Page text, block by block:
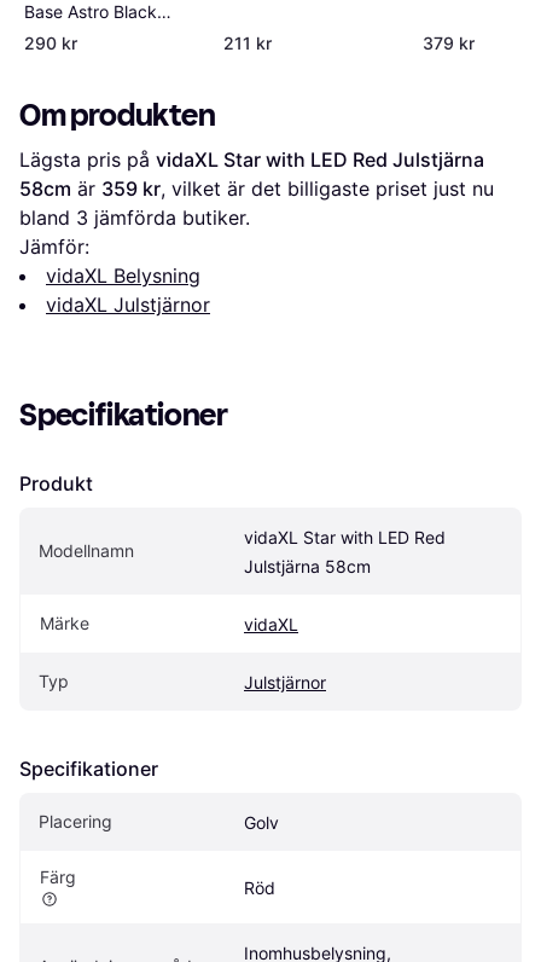
Base Astro Black
Julstjärna 74cm
290 kr 211 kr 379 kr
Om produkten
Lägsta pris på vidaXL Star with LED Red Julstjärna
58cm är 359 kr, vilket är det billigaste priset just nu
bland 3 jämförda butiker.
Jämför:
vidaXL Belysning
vidaXL Julstjärnor
Specifikationer
Produkt
Modellnamn
vidaXL Star with LED Red
Julstjärna 58cm
Märke vidaXL
Typ Julstjärnor
Specifikationer
Placering Golv
Färg
Röd
Inomhusbelysning,